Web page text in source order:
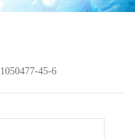
1050477-45-6